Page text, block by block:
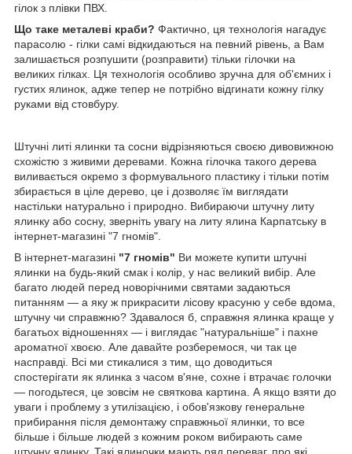
гілок з плівки ПВХ.
Що таке металеві краби? Фактично, ця технологія нагадує
парасолю - гілки самі відкидаються на певний рівень, а Вам
залишається розпушити (розправити) тільки гілочки на
великих гілках. Ця технологія особливо зручна для об'ємних і
густих ялинок, адже тепер не потрібно відгинати кожну гілку
руками від стовбуру.
Штучні литі ялинки та сосни відрізняються своєю дивовижною
схожістю з живими деревами. Кожна гілочка такого дерева
виливається окремо з формувального пластику і тільки потім
збирається в ціле дерево, це і дозволяє їм виглядати
настільки натурально і природно. Вибираючи штучну литу
ялинку або сосну, зверніть увагу на литу ялина Карпатську в
інтернет-магазині "7 гномів".
В інтернет-магазині "7 гномів" Ви можете купити штучні
ялинки на будь-який смак і колір, у нас великий вибір. Але
багато людей перед новорічними святами задаються
питанням ― а яку ж прикрасити лісову красуню у себе вдома,
штучну чи справжню? Здавалося б, справжня ялинка краще у
багатьох відношеннях ― і виглядає "натуральніше" і пахне
ароматної хвоєю. Але давайте розберемося, чи так це
насправді. Всі ми стикалися з тим, що доводиться
спостерігати як ялинка з часом в'яне, сохне і втрачає голочки
― погодьтеся, це зовсім не святкова картина. А якщо взяти до
уваги і проблему з утилізацією, і обов'язкову генеральне
прибирання після демонтажу справжньої ялинки, то все
більше і більше людей з кожним роком вибирають саме
штучну ялинку. Такі ялиночки мають ряд переваг, про які